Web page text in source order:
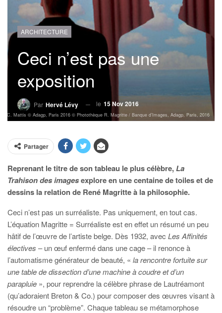
ARCHITECTURE
Ceci n’est pas une
exposition
Par Hervé Lévy le 15 Nov 2016
C. Mattis © Adagp, Paris 2016 © Photothèque R. Magritte / Banque d’Images, Adagp, Paris, 2016
Partager
Reprenant le titre de son tableau le plus célèbre,La
Trahison des imagesexplore en une centaine de toiles et de
dessins la relation de René Magritte à la philosophie.
Ceci n’est pas un surréaliste. Pas uniquement, en tout cas.
L’équation Magritte = Surréaliste est en effet un résumé un peu
hâtif de l’œuvre de l’artiste belge. Dès 1932, avec Les Affinités
électives – un œuf enfermé dans une cage – il renonce à
l’automatisme générateur de beauté, « la rencontre fortuite sur
une table de dissection d’une machine à coudre et d’un
parapluie », pour reprendre la célèbre phrase de Lautréamont
(qu’adoraient Breton & Co.) pour composer des œuvres visant à
résoudre un “problème”. Chaque tableau se métamorphose